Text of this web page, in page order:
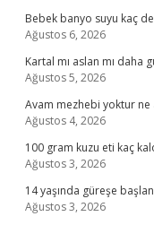
Bebek banyo suyu kaç
Ağustos 6, 2026
Kartal mı aslan mı daha
Ağustos 5, 2026
Avam mezhebi yoktur ne
Ağustos 4, 2026
100 gram kuzu eti kaç
Ağustos 3, 2026
14 yaşında güreşe
Ağustos 3, 2026